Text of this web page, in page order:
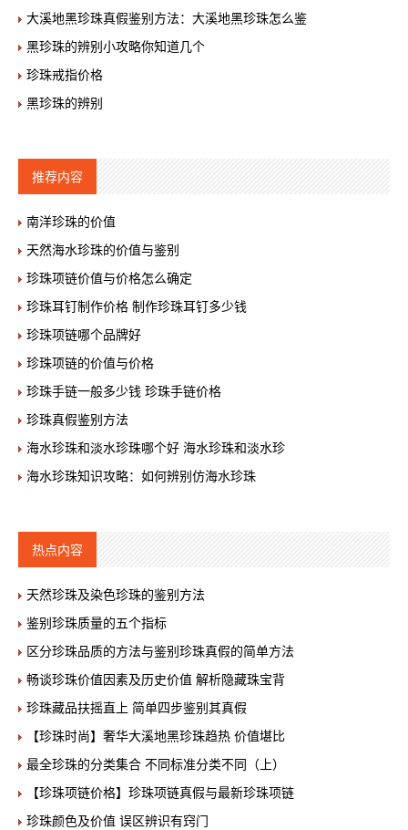
大溪地黑珍珠真假鉴别方法：大溪地黑珍珠怎么鉴
黑珍珠的辨别小攻略你知道几个
珍珠戒指价格
黑珍珠的辨别
推荐内容
南洋珍珠的价值
天然海水珍珠的价值与鉴别
珍珠项链价值与价格怎么确定
珍珠耳钉制作价格 制作珍珠耳钉多少钱
珍珠项链哪个品牌好
珍珠项链的价值与价格
珍珠手链一般多少钱 珍珠手链价格
珍珠真假鉴别方法
海水珍珠和淡水珍珠哪个好 海水珍珠和淡水珍
海水珍珠知识攻略：如何辨别仿海水珍珠
热点内容
天然珍珠及染色珍珠的鉴别方法
鉴别珍珠质量的五个指标
区分珍珠品质的方法与鉴别珍珠真假的简单方法
畅谈珍珠价值因素及历史价值 解析隐藏珠宝背
珍珠藏品扶摇直上 简单四步鉴别其真假
【珍珠时尚】奢华大溪地黑珍珠趋热 价值堪比
最全珍珠的分类集合 不同标准分类不同（上）
【珍珠项链价格】珍珠项链真假与最新珍珠项链
珍珠颜色及价值 误区辨识有窍门